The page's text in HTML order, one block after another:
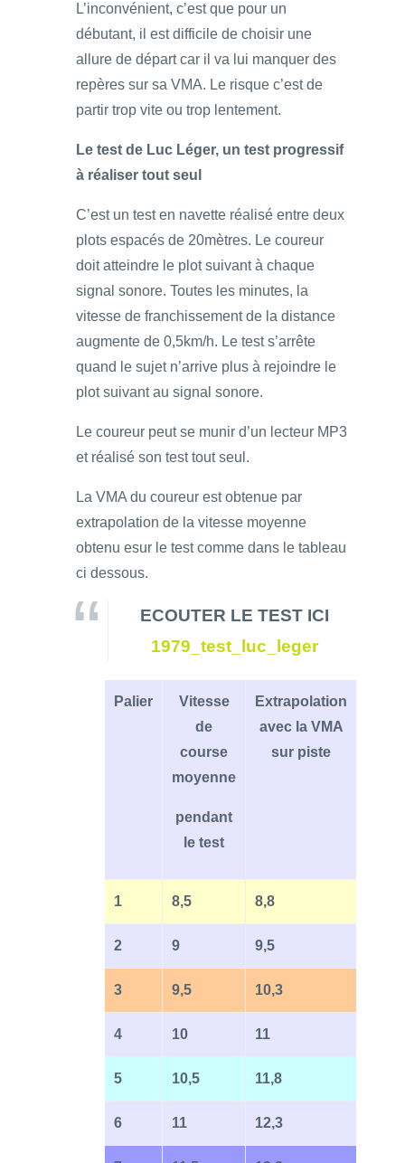
L’inconvénient, c’est que pour un
débutant, il est difficile de choisir une
allure de départ car il va lui manquer des
repères sur sa VMA. Le risque c’est de
partir trop vite ou trop lentement.
Le test de Luc Léger, un test progressif
à réaliser tout seul
C’est un test en navette réalisé entre deux
plots espacés de 20mètres. Le coureur
doit atteindre le plot suivant à chaque
signal sonore. Toutes les minutes, la
vitesse de franchissement de la distance
augmente de 0,5km/h. Le test s’arrête
quand le sujet n’arrive plus à rejoindre le
plot suivant au signal sonore.
Le coureur peut se munir d’un lecteur MP3
et réalisé son test tout seul.
La VMA du coureur est obtenue par
extrapolation de la vitesse moyenne
obtenu esur le test comme dans le tableau
ci dessous.
ECOUTER LE TEST ICI
1979_test_luc_leger
Palier
Vitesse
de
course
moyenne
pendant
le test
Extrapolation
avec la VMA
sur piste
1 8,5 8,8
2 9 9,5
3 9,5 10,3
4 10 11
5 10,5 11,8
6 11 12,3